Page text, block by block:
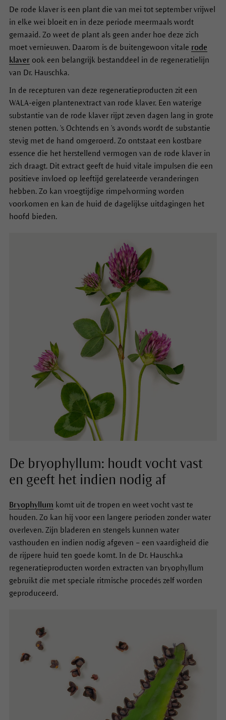
De rode klaver is een plant die van mei tot september vrijwel
in elke wei bloeit en in deze periode meermaals wordt
gemaaid. Zo weet de plant als geen ander hoe deze zich
moet vernieuwen. Daarom is de buitengewoon vitale rode
klaverook een belangrijk bestanddeel in de regeneratielijn
van Dr. Hauschka.
In de recepturen van deze regeneratieproducten zit een
WALA-eigen plantenextract van rode klaver. Een waterige
substantie van de rode klaver rijpt zeven dagen lang in grote
stenen potten. 's Ochtends en 's avonds wordt de substantie
stevig met de hand omgeroerd. Zo ontstaat een kostbare
essence die het herstellend vermogen van de rode klaver in
zich draagt. Dit extract geeft de huid vitale impulsen die een
positieve invloed op leeftijd gerelateerde veranderingen
hebben. Zo kan vroegtijdige rimpelvorming worden
voorkomen en kan de huid de dagelijkse uitdagingen het
hoofd bieden.
De bryophyllum: houdt vocht vast
en geeft het indien nodig af
Bryophyllum komt uit de tropen en weet vocht vast te
houden. Zo kan hij voor een langere perioden zonder water
overleven. Zijn bladeren en stengels kunnen water
vasthouden en indien nodig afgeven – een vaardigheid die
de rijpere huid ten goede komt. In de Dr. Hauschka
regeneratieproducten worden extracten van bryophyllum
gebruikt die met speciale ritmische procedés zelf worden
geproduceerd.